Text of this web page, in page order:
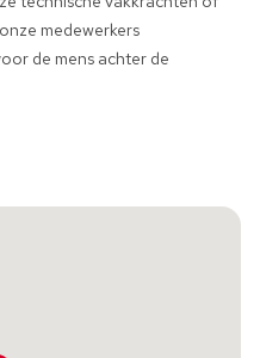
medewerkers
de mens achter de